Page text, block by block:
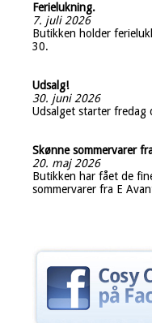
Ferielukning.
7. juli 2026
Butikken holder
30.
Udsalg!
30. juni 2026
Udsalget starter fredag
Skønne sommervarer
20. maj 2026
Butikken har fået de
sommervarer fra E